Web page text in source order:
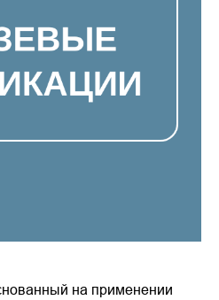
на применении